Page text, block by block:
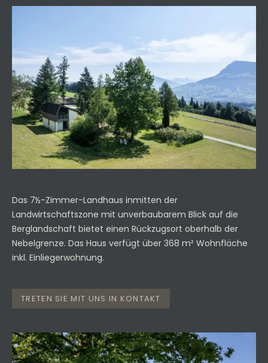
Das 7½-Zimmer-Landhaus inmitten der
Landwirtschaftszone mit unverbaubarem Blick auf die
Berglandschaft bietet einen Rückzugsort oberhalb der
Nebelgrenze. Das Haus verfügt über 368 m² Wohnfläche
inkl. Einliegerwohnung.
TRETEN SIE MIT UNS IN KONTAKT